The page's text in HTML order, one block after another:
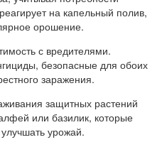
на капельный полив,
орошение.
с вредителями.
безопасные для обоих
заражения.
защитных растений
или базилик, которые
урожай.